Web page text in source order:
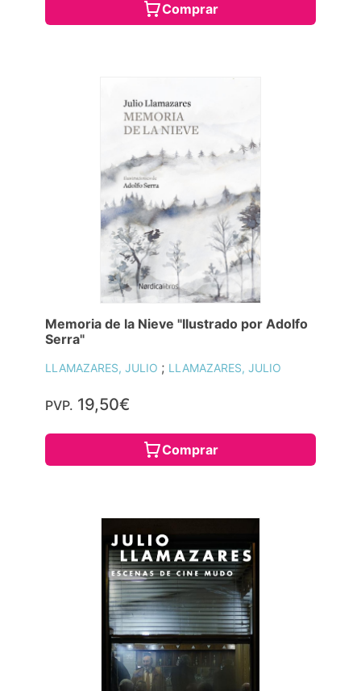
Comprar
Memoria de la Nieve "Ilustrado por Adolfo
Serra"
LLAMAZARES, JULIO ; LLAMAZARES, JULIO
PVP. 19,50€
Comprar